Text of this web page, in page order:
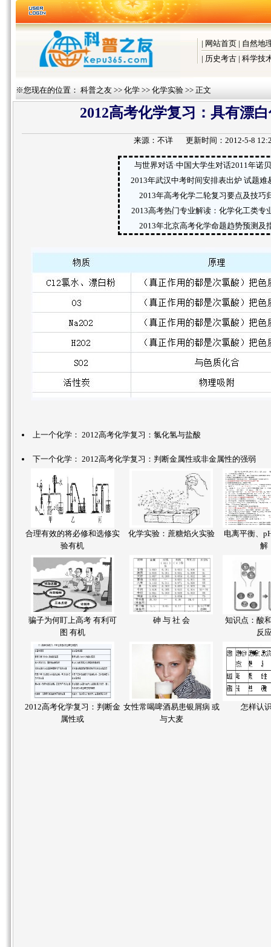
| 网站首页 | 自然地
| 历史考古 | 科学技
※您现在的位置： 科普之友 >> 化学 >> 化学实验 >> 正文
2012高考化学复习：具有漂
来源： 不详 更新时间：2012-5-8
与世界对话·中国大学生对话2011年诺
2013年武汉中考时间安排表出炉 试题难
2013年高考化学二轮复习要点及技巧
2013高考热门专业解读：化学化工类专
2013年北京高考化学命题趋势预测及
上一个化学： 2012高考化学复习：氯化氢与盐酸
下一个化学： 2012高考化学复习：判断金属性或非金属性的强弱
合理有效的将必修和选修实
验有机
化学实验：蔗糖焰火实验
电离平衡、
解
骗子为何盯上高考 有利可
图 有机
砷 与 社 会
知识点：酸
反
2012高考化学复习：判断金
属性或
女性常喝啤酒易患银屑病 或
与大麦
怎样认